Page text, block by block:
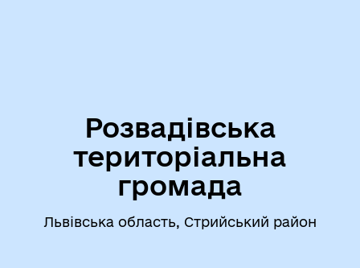
Розвадівська
територіальна
громада
Львівська область, Стрийський район